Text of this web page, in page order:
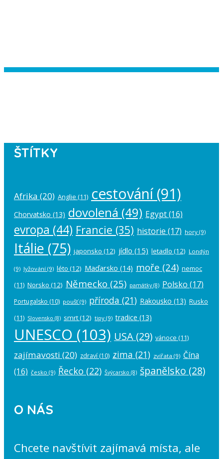
ŠTÍTKY
Afrika (20) Anglie (11) cestování(91)
Chorvatsko (13) dovolená (49) Egypt(16)
evropa (44) Francie (35) historie (17) hory (9)
Itálie (75) japonsko (12) jídlo (15) letadlo (12) Londýn
(9) lyžování (9) léto (12) Maďarsko (14) moře (24) nemoc
(11) Norsko (12) Německo (25) památky(8) Polsko (17)
Portugalsko (10) poušť(9) příroda (21) Rakousko (13) Rusko
(11) Slovensko (8) smrt(12) tipy (9) tradice (13)
UNESCO (103) USA (29) vánoce (11)
zajímavosti (20) zdraví (10) zima (21) zvířata (9) Čína
(16) česko (9) Řecko (22) Švýcarsko (8) španělsko (28)
O NÁS
Chcete navštívit zajímavá místa, ale